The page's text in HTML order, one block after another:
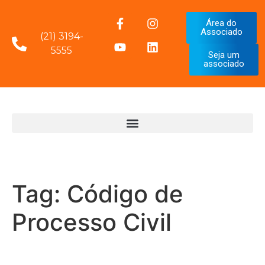
(21) 3194-
5555
Área do
Associado
Seja um
associado
Tag: Código de
Processo Civil